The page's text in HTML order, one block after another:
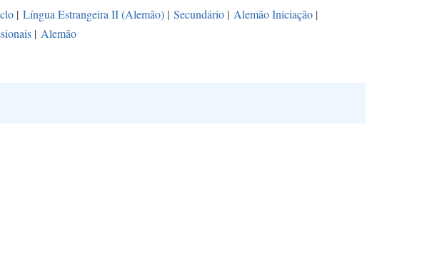
| Língua Estrangeira II (Alemão) | Secundário | Alemão Iniciação |
| Alemão